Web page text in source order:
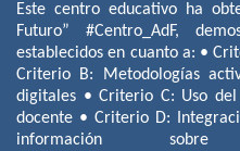
Este centro educativo ha
Futuro” #Centro_AdF,
establecidos en cuanto a: •
Criterio B: Metodologías
digitales • Criterio C: Uso
docente • Criterio D:
información